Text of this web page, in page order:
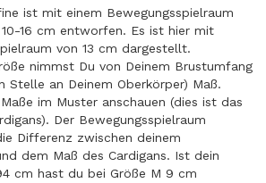
ist mit einem Bewegungsspielraum
16 cm entworfen. Es ist hier mit
von 13 cm dargestellt.
nimmst Du von Deinem Brustumfang
Stelle an Deinem Oberkörper) Maß.
im Muster anschauen (dies ist das
Der Bewegungsspielraum
Differenz zwischen deinem
dem Maß des Cardigans. Ist dein
cm hast du bei Größe M 9 cm